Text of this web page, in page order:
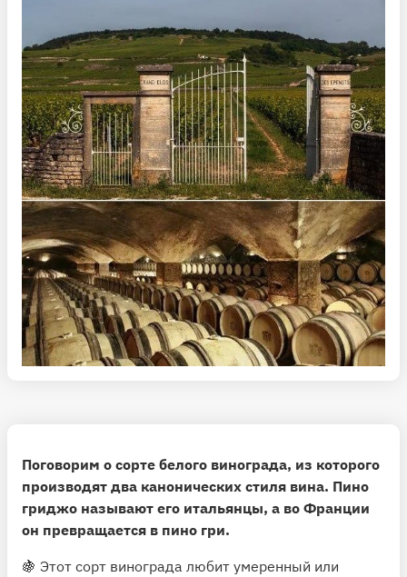
Поговорим о сорте белого винограда, из которого
производят два канонических стиля вина. Пино
гриджо называют его итальянцы, а во Франции
он превращается в пино гри.
🍇 Этот сорт винограда любит умеренный или